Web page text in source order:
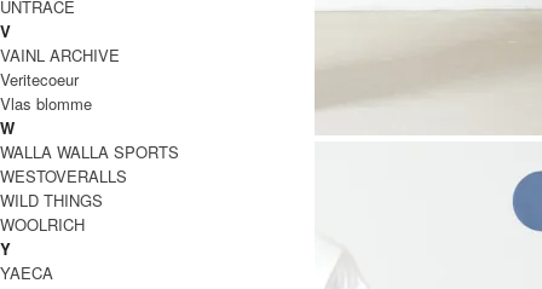
UNTRACE
V
VAINL ARCHIVE
Veritecoeur
Vlas blomme
W
WALLA WALLA SPORTS
WESTOVERALLS
WILD THINGS
WOOLRICH
Y
YAECA